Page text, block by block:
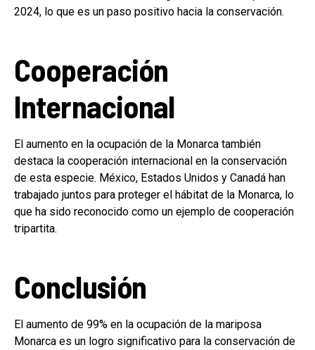
2024, lo que es un paso positivo hacia la conservación.
Cooperación
Internacional
El aumento en la ocupación de la Monarca también
destaca la cooperación internacional en la conservación
de esta especie. México, Estados Unidos y Canadá han
trabajado juntos para proteger el hábitat de la Monarca, lo
que ha sido reconocido como un ejemplo de cooperación
tripartita.
Conclusión
El aumento de 99% en la ocupación de la mariposa
Monarca es un logro significativo para la conservación de